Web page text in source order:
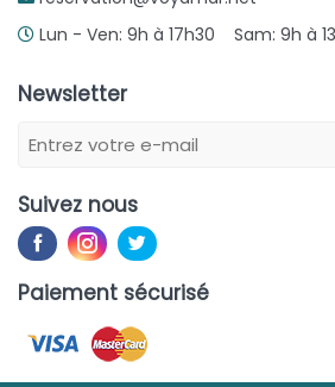
Lun - Ven: 9h à 17h30 Sam: 9h à
Newsletter
Suivez nous
Paiement sécurisé